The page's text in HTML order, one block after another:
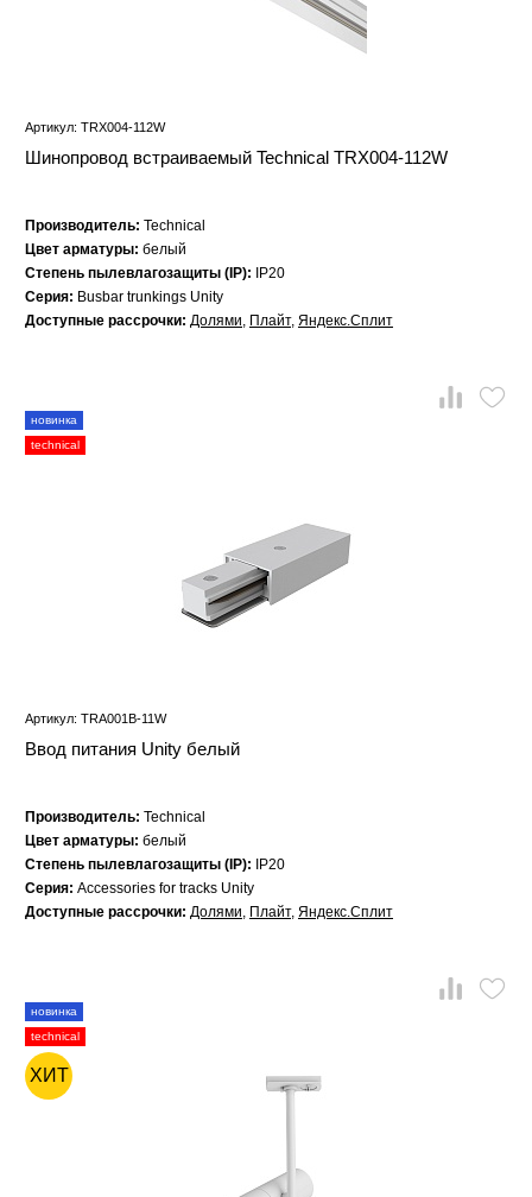
Артикул: TRX004-112W
Шинопровод встраиваемый Technical TRX004-112W
Производитель: Technical
Цвет арматуры: белый
Степень пылевлагозащиты (IP):
IP20
Серия: Busbar trunkings Unity
Доступные рассрочки: Долями, Плайт, Яндекс.Сплит
новинка
technical
Артикул: TRA001B-11W
Ввод питания Unity белый
Производитель: Technical
Цвет арматуры: белый
Степень пылевлагозащиты (IP):
IP20
Серия: Accessories for tracks Unity
Доступные рассрочки: Долями, Плайт, Яндекс.Сплит
новинка
technical
ХИТ